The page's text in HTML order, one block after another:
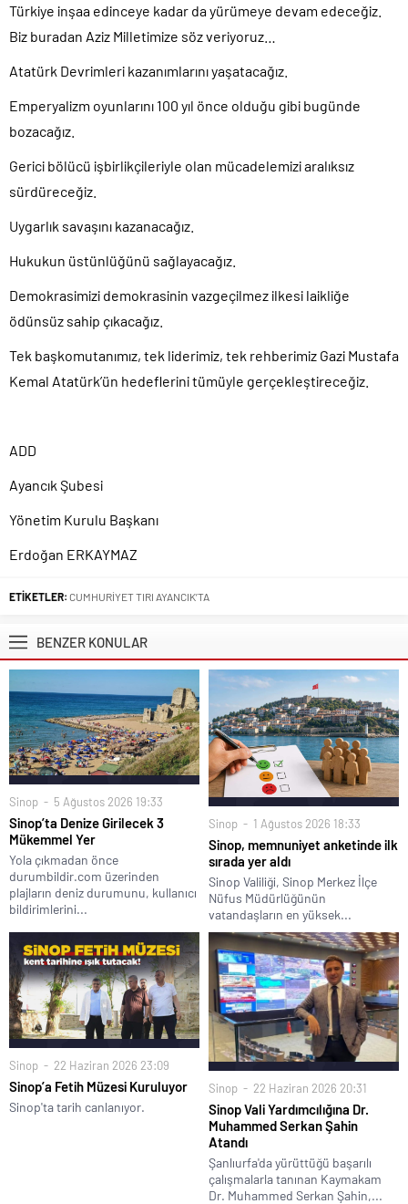
Türkiye inşaa edinceye kadar da yürümeye devam edeceğiz.
Biz buradan Aziz Milletimize söz veriyoruz…
Atatürk Devrimleri kazanımlarını yaşatacağız.
Emperyalizm oyunlarını 100 yıl önce olduğu gibi bugünde
bozacağız.
Gerici bölücü işbirlikçileriyle olan mücadelemizi aralıksız
sürdüreceğiz.
Uygarlık savaşını kazanacağız.
Hukukun üstünlüğünü sağlayacağız.
Demokrasimizi demokrasinin vazgeçilmez ilkesi laikliğe
ödünsüz sahip çıkacağız.
Tek başkomutanımız, tek liderimiz, tek rehberimiz Gazi Mustafa
Kemal Atatürk’ün hedeflerini tümüyle gerçekleştireceğiz.
ADD
Ayancık Şubesi
Yönetim Kurulu Başkanı
Erdoğan ERKAYMAZ
ETİKETLER: CUMHURİYET TIRI AYANCIK’TA
BENZER KONULAR
Sinop 5 Ağustos 2026 19:33
Sinop’ta Denize Girilecek 3
Mükemmel Yer
Yola çıkmadan önce
durumbildir.com üzerinden
plajların deniz durumunu, kullanıcı
bildirimlerini...
Sinop 1 Ağustos 2026 18:33
Sinop, memnuniyet anketinde ilk
sırada yer aldı
Sinop Valiliği, Sinop Merkez İlçe
Nüfus Müdürlüğünün
vatandaşların en yüksek...
Sinop 22 Haziran 2026 23:09
Sinop’a Fetih Müzesi Kuruluyor
Sinop'ta tarih canlanıyor.
Sinop 22 Haziran 2026 20:31
Sinop Vali Yardımcılığına Dr.
Muhammed Serkan Şahin
Atandı
Şanlıurfa'da yürüttüğü başarılı
çalışmalarla tanınan Kaymakam
Dr. Muhammed Serkan Şahin,...